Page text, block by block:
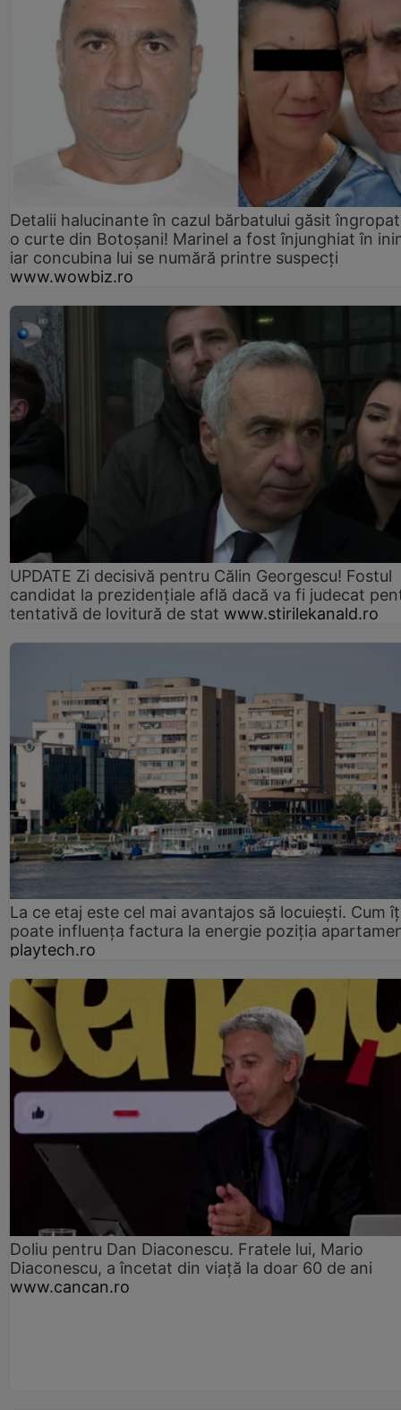
Detalii halucinante în cazul bărbatului găsit
o curte din Botoșani! Marinel a fost înjunghiat în
iar concubina lui se numără printre suspecți
www.wowbiz.ro
UPDATE Zi decisivă pentru Călin Georgescu! Fostul
candidat la prezidențiale află dacă va fi judecat
tentativă de lovitură de stat www.stirilekanald.ro
La ce etaj este cel mai avantajos să locuiești. Cum
poate influența factura la energie poziția
playtech.ro
Doliu pentru Dan Diaconescu. Fratele lui, Mario
Diaconescu, a încetat din viață la doar 60 de ani
www.cancan.ro